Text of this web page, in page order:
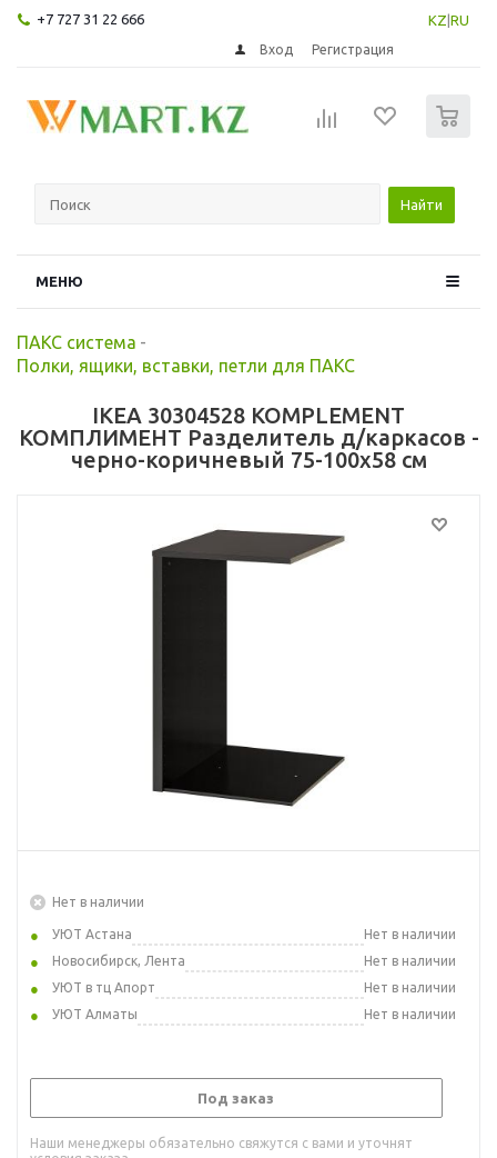
+7 727 31 22 666 KZ RU
Вход Регистрация
Найти
МЕНЮ
ПАКС система -
Полки, ящики, вставки, петли для ПАКС
IKEA 30304528 KOMPLEMENT
КОМПЛИМЕНТ Разделитель д/каркасов -
черно-коричневый 75-100x58 см
Нет в наличии
УЮТ Астана
Нет в наличии
Новосибирск, Лента
Нет в наличии
УЮТ в тц Апорт
Нет в наличии
УЮТ Алматы
Нет в наличии
Под заказ
Наши менеджеры обязательно свяжутся с вами и уточнят